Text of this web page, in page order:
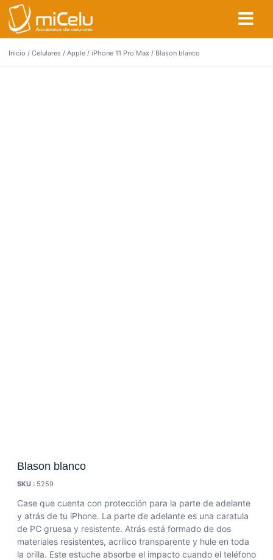
Inicio / Celulares / Apple / iPhone 11 Pro Max / Blason blanco
Blason blanco
SKU : 5259
Case que cuenta con protección para la parte de adelante
y atrás de tu iPhone. La parte de adelante es una caratula
de PC gruesa y resistente. Atrás está formado de dos
materiales resistentes, acrílico transparente y hule en toda
la orilla. Este estuche absorbe el impacto cuando el teléfono